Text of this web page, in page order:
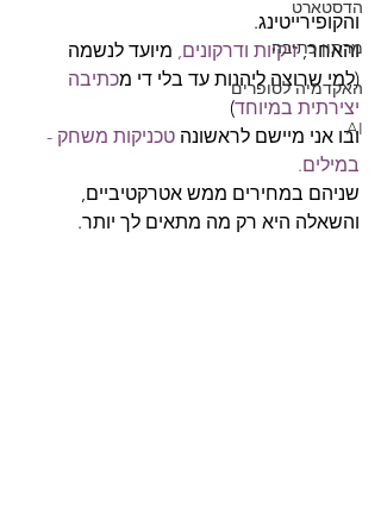
הדסטארט
מרתון כתיבה
האקדמיה לסופרים
AI
והקופירייטינג.
והאחר, זיקיות ודרקונים, מיועד לנשמה
(למי שרוצה ליהנות עד בלי די מכתיבה
יצירתית במיוחד)
ובו אני מיישם לראשונה טכניקות משחק -
במילים.
שניהם במחירים ממש אטרקטיביים,
והשאלה היא רק מה מתאים לך יותר.